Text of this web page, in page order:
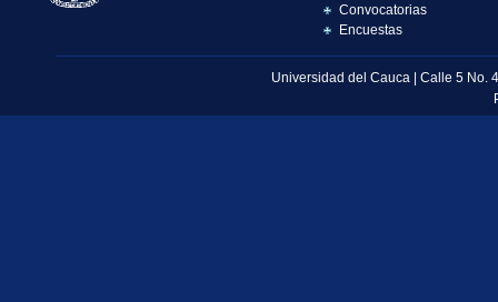
Convocatorias
Encuestas
Universidad del Cauca | Calle 5 No.